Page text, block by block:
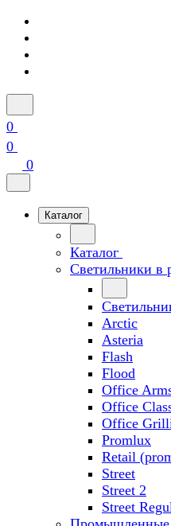
0
0
0
Каталог
Каталог
Светильники в
Arctic
Asteria
Flash
Flood
Office
Office
Office
Promlux
Retail
Street
Street 2
Street